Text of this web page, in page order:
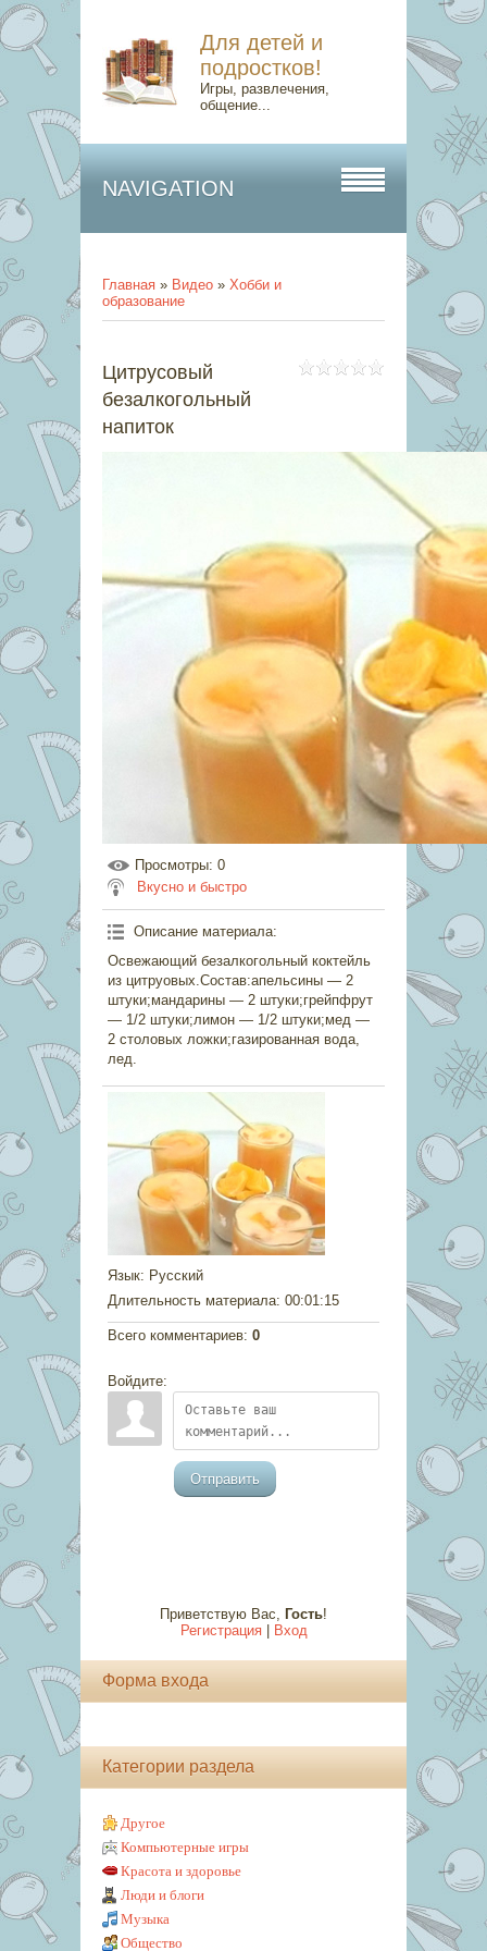
Для детей и
подростков!
Игры, развлечения,
общение...
NAVIGATION
Главная » Видео » Хобби и
образование
Цитрусовый
безалкогольный
напиток
Просмотры: 0
Вкусно и быстро
Описание материала:
Освежающий безалкогольный коктейль
из цитруовых.Состав:апельсины — 2
штуки;мандарины — 2 штуки;грейпфрут
— 1/2 штуки;лимон — 1/2 штуки;мед —
2 столовых ложки;газированная вода,
лед.
Язык: Русский
Длительность материала: 00:01:15
Всего комментариев: 0
Войдите:
Отправить
Приветствую Вас, Гость!
Регистрация| Вход
Форма входа
Категории раздела
Другое
Компьютерные игры
Красота и здоровье
Люди и блоги
Музыка
Общество